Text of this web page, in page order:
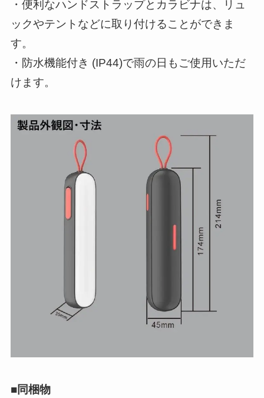
・便利なハンドストラップとカラビナは、リュ
ックやテントなどに取り付けることができま
す。
・防水機能付き (IP44)で雨の日もご使用いただ
けます。
■同梱物